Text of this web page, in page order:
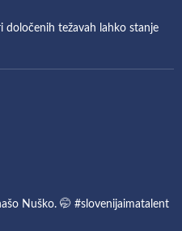
določenih težavah lahko stanje
Nuško. 🤭 #slovenijaimatalent